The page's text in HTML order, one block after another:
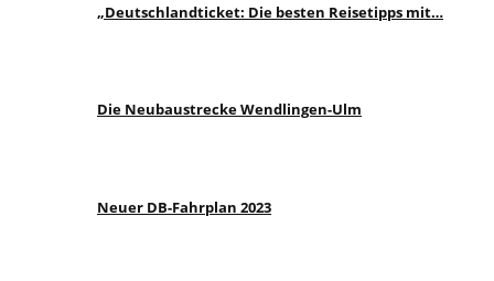
„Deutschlandticket: Die besten Reisetipps mit…
Die Neubaustrecke Wendlingen-Ulm
Neuer DB-Fahrplan 2023